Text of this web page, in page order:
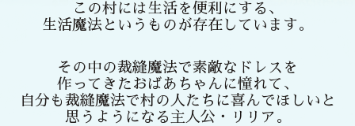
この村には生活を便利にする、
生活魔法というものが存在しています。
その中の裁縫魔法で素敵なドレスを
作ってきたおばあちゃんに憧れて、
自分も裁縫魔法で村の人たちに喜んでほしいと
思うようになる主人公・リリア。